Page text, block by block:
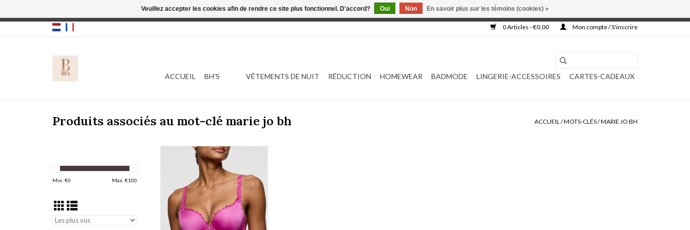
0 Articles - €0,00 Mon compte / S'inscrire
ACCUEIL BH'S VÊTEMENTS DE NUIT RÉDUCTION HOMEWEAR BADMODE LINGERIE-ACCESSOIRES CARTES-CADEAUX
Produits associés au mot-clé marie jo bh ACCUEIL/MOTS-CLÉS/MARIE JO BH
Min: €0 Max: €100
Marie Jo Jane 0101336
AJOUTER AU PANIER
Veuillez accepter les cookies afin de rendre ce site plus fonctionnel. D'accord? Oui Non En savoir plus sur les témoins (cookies) »
Cette boutique est en construction. Toute commande passée ne sera ni traitée, ni complétée.